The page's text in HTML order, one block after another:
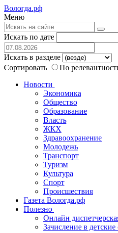
Вологда.рф
Меню
Искать по дате
Искать в разделе
Сортировать
По
Новости
Экономика
Общество
Образование
Власть
ЖКХ
Здравоохранение
Молодежь
Транспорт
Туризм
Культура
Спорт
Происшествия
Газета Вологда.рф
Полезно
Онлайн
Зачисление в